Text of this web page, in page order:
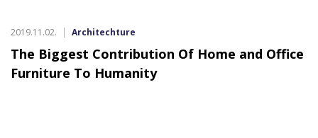
2019.11.02. Architechture
The Biggest Contribution Of Home and Office
Furniture To Humanity